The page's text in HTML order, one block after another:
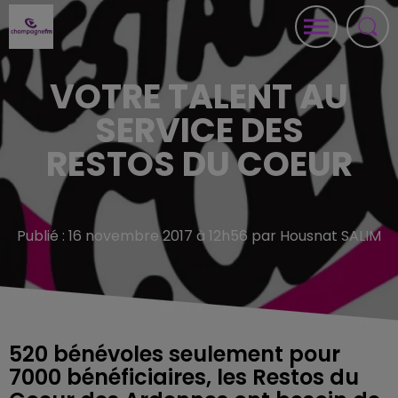
VOTRE TALENT AU
SERVICE DES
RESTOS DU COEUR
Publié : 16 novembre 2017 à 12h56 par Housnat SALIM
520 bénévoles seulement pour
7000 bénéficiaires, les Restos du